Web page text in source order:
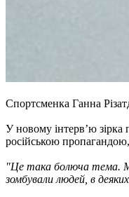
Спортсменка Ганна
У новому інтерв’ю зірка
російською
"Це така болюча тема.
зомбували людей, в